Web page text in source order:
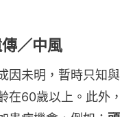
／中風
因未明，暫時只知與
在60歲以上。此外，